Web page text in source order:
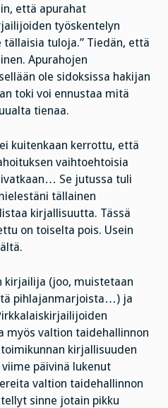
että apurahat
työskentelyn
tuloja.” Tiedän, että
Apurahojen
ole sidoksissa hakijan
toki voi ennustaa mitä
tienaa.
kuitenkaan kerrottu, että
vaihtoehtoisia
Se jutussa tuli
tällainen
kirjallisuutta. Tässä
on toiselta pois. Usein
kirjailija (joo, muistetaan
pihlajanmarjoista…) ja
myös valtion taidehallinnon
kirjallisuuden
viime päivinä lukenut
valtion taidehallinnon
sinne jotain pikku